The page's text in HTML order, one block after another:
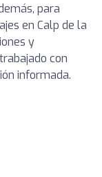
para
en Calp de la
y
con
informada.